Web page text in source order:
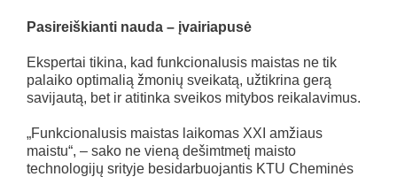
Pasireiškianti nauda – įvairiapusė
Ekspertai tikina, kad funkcionalusis maistas ne tik
palaiko optimalią žmonių sveikatą, užtikrina gerą
savijautą, bet ir atitinka sveikos mitybos reikalavimus.
„Funkcionalusis maistas laikomas XXI amžiaus
maistu“, – sako ne vieną dešimtmetį maisto
technologijų srityje besidarbuojantis KTU Cheminės